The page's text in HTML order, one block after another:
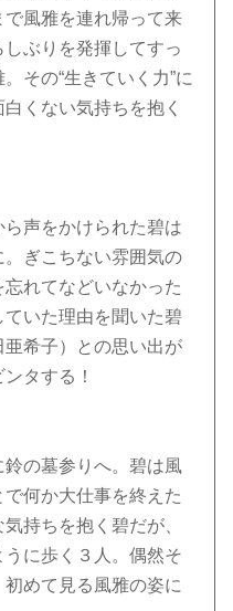
風雅を連れ帰って来
ぶりを発揮してすっ
その“生きていく力”に
くない気持ちを抱く
声をかけられた碧は
ぎこちない雰囲気の
れてなどいなかった
いた理由を聞いた碧
希子）との思い出が
タする！
の墓参りへ。碧は風
何か大仕事を終えた
持ちを抱く碧だが、
に歩く３人。偶然そ
めて見る風雅の姿に